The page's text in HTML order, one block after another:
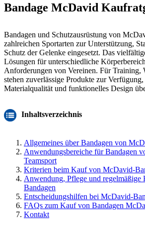
Bandage McDavid
Bandagen und Schutzausrüstung von
zahlreichen Sportarten zur Unterstützung,
Schutz der Gelenke eingesetzt. Das
Lösungen für unterschiedliche
Anforderungen von Vereinen. Für Training,
stehen zuverlässige Produkte zur
Materialqualität und funktionelles Design
Inhaltsverzeichnis
Allgemeines über Bandagen von
Anwendungsbereiche für Bandagen
Teamsport
Kriterien beim Kauf von McDavid-
Anwendung, Pflege und regelmäßige
Bandagen
Entscheidungshilfen bei McDavid-
FAQs zum Kauf von Bandagen
Kontakt